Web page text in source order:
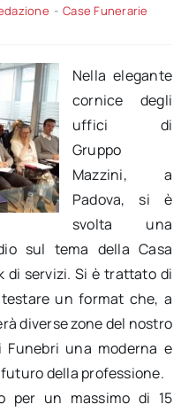
- Case Funerarie
Nella elegante
cornice degli
uffici di
Gruppo
Mazzini, a
Padova, si è
svolta una
sul tema della Casa
di servizi. Si è trattato di
un format che, a
diverse zone del nostro
Funebri una moderna e
della professione.
per un massimo di 15